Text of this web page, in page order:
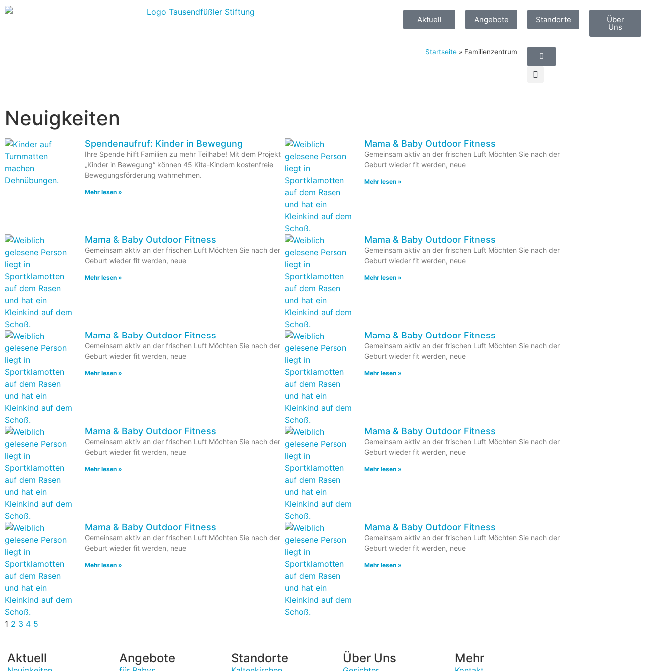
Aktuell Angebote Standorte Über
Uns
Startseite » Familienzentrum
Neuigkeiten
Spendenaufruf: Kinder in Bewegung
Ihre Spende hilft Familien zu mehr Teilhabe! Mit dem Projekt
„Kinder in Bewegung“ können 45 Kita-Kindern kostenfreie
Bewegungsförderung wahrnehmen.
Mehr lesen »
Mama & Baby Outdoor Fitness
Gemeinsam aktiv an der frischen Luft Möchten Sie nach der
Geburt wieder fit werden, neue
Mehr lesen »
Mama & Baby Outdoor Fitness
Gemeinsam aktiv an der frischen Luft Möchten Sie nach der
Geburt wieder fit werden, neue
Mehr lesen »
Mama & Baby Outdoor Fitness
Gemeinsam aktiv an der frischen Luft Möchten Sie nach der
Geburt wieder fit werden, neue
Mehr lesen »
Mama & Baby Outdoor Fitness
Gemeinsam aktiv an der frischen Luft Möchten Sie nach der
Geburt wieder fit werden, neue
Mehr lesen »
Mama & Baby Outdoor Fitness
Gemeinsam aktiv an der frischen Luft Möchten Sie nach der
Geburt wieder fit werden, neue
Mehr lesen »
Mama & Baby Outdoor Fitness
Gemeinsam aktiv an der frischen Luft Möchten Sie nach der
Geburt wieder fit werden, neue
Mehr lesen »
Mama & Baby Outdoor Fitness
Gemeinsam aktiv an der frischen Luft Möchten Sie nach der
Geburt wieder fit werden, neue
Mehr lesen »
Mama & Baby Outdoor Fitness
Gemeinsam aktiv an der frischen Luft Möchten Sie nach der
Geburt wieder fit werden, neue
Mehr lesen »
Mama & Baby Outdoor Fitness
Gemeinsam aktiv an der frischen Luft Möchten Sie nach der
Geburt wieder fit werden, neue
Mehr lesen »
1 2 3 4 5
Aktuell Angebote Standorte Über Uns Mehr